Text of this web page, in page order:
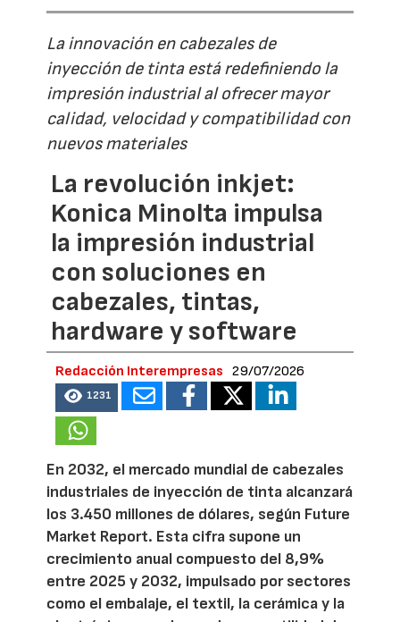
La innovación en cabezales de
inyección de tinta está redefiniendo la
impresión industrial al ofrecer mayor
calidad, velocidad y compatibilidad con
nuevos materiales
La revolución inkjet:
Konica Minolta impulsa
la impresión industrial
con soluciones en
cabezales, tintas,
hardware y software
Redacción Interempresas 29/07/2026
1231
En 2032, el mercado mundial de cabezales
industriales de inyección de tinta alcanzará
los 3.450 millones de dólares, según Future
Market Report. Esta cifra supone un
crecimiento anual compuesto del 8,9%
entre 2025 y 2032, impulsado por sectores
como el embalaje, el textil, la cerámica y la